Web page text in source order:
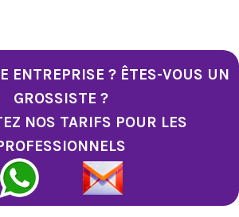
ENTREPRISE ? ÊTES-VOUS UN
GROSSISTE ?
NOS TARIFS POUR LES